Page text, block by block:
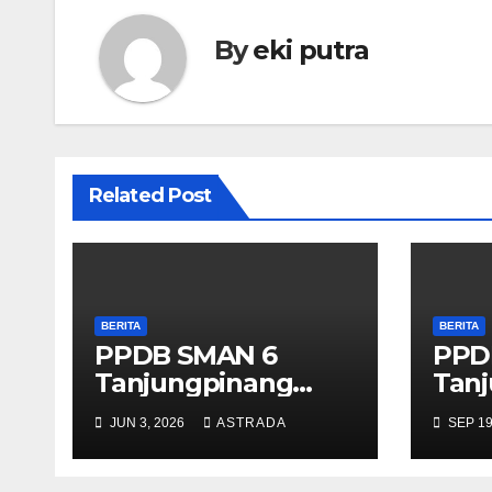
Byeki putra
Related Post
BERITA
PPDB SMAN 6
Tanjungpinang
2026/2027
JUN 3, 2026 ASTRADA
BERITA
SEP